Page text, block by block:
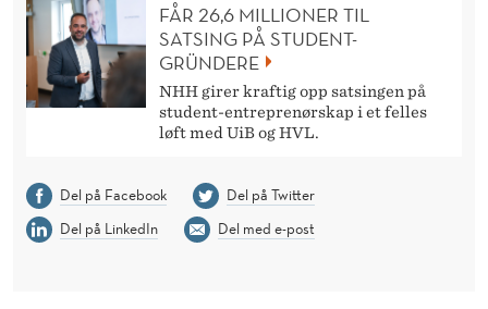
FÅR 26,6 MILLIONER TIL
SATSING PÅ STUDENT-
GRÜNDERE
NHH girer kraftig opp satsingen på
student-entreprenørskap i et felles
løft med UiB og HVL.
Del på Facebook
Del på Twitter
Del på LinkedIn
Del med e-post